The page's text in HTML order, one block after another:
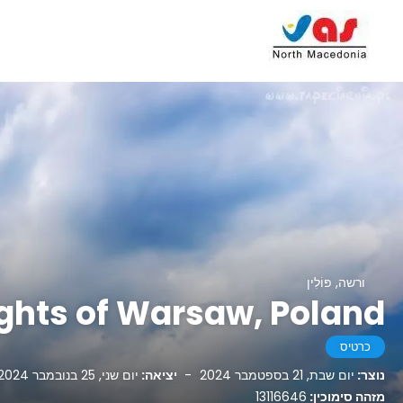
ורשה, פּוֹלִין
of Warsaw, Poland
כרטיס
נוצר: יום שבת, 21 בספטמבר 2024 - יציאה: יום שני, 25 בנובמבר 2024
מזהה סימוכין: 13116646